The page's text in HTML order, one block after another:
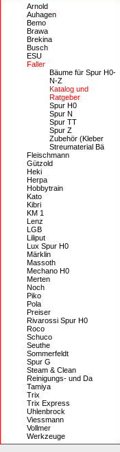
Arnold
Auhagen
Bemo
Brawa
Brekina
Busch
ESU
Faller
Bäume für Spur H0-
N-Z
Katalog und
Ratgeber
Spur H0
Spur N
Spur TT
Spur Z
Zubehör (Kleber
Streumaterial Bä
Fleischmann
Gützold
Heki
Herpa
Hobbytrain
Kato
Kibri
KM 1
Lenz
LGB
Liliput
Lux Spur H0
Märklin
Massoth
Mechano H0
Merten
Noch
Piko
Pola
Preiser
Rivarossi Spur H0
Roco
Schuco
Seuthe
Sommerfeldt
Spur G
Steam & Clean
Reinigungs- und Da
Tamiya
Trix
Trix Express
Uhlenbrock
Viessmann
Vollmer
Werkzeuge